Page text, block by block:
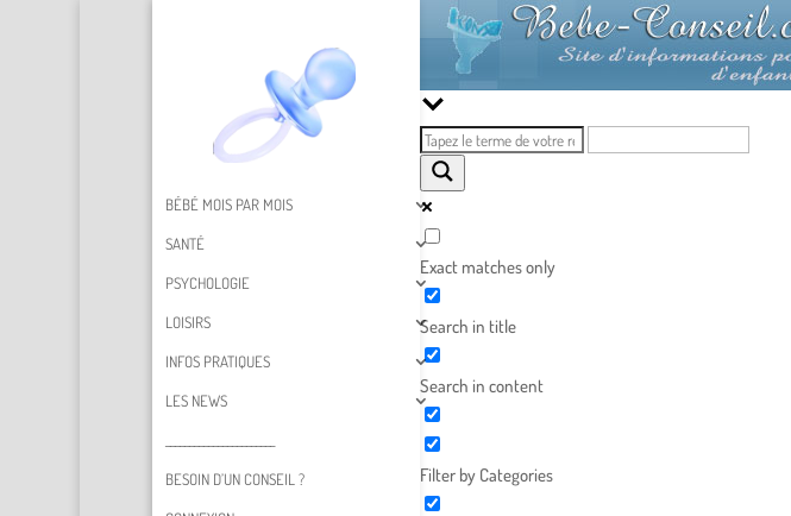
BÉBÉ MOIS PAR MOIS
SANTÉ
PSYCHOLOGIE
LOISIRS
INFOS PRATIQUES
LES NEWS
BESOIN D’UN CONSEIL ?
Exact matches only
Search in title
Search in content
Filter by Categories